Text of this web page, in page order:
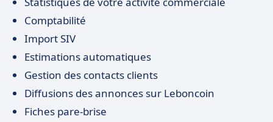
Comptabilité
Import SIV
Estimations automatiques
Gestion des contacts clients
Diffusions des annonces sur Leboncoin
Fiches pare-brise